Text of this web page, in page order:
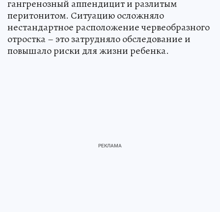
гангренозный аппендицит и разлитым
перитонитом. Ситуацию осложняло
нестандартное расположение червеобразного
отростка – это затрудняло обследование и
повышало риски для жизни ребенка.